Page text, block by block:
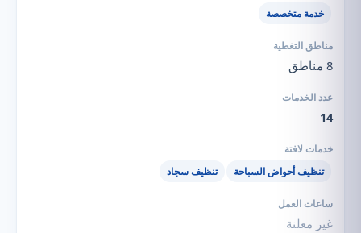
خدمة متخصصة
8 مناطق
14
تنظيف أحواض السباحة تنظيف سجاد
غير معلنة